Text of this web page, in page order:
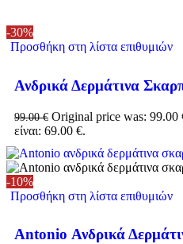
-30%
Προσθήκη στη λίστα επιθυμιών
Ανδρικά Δερμάτινα
99.00€ Original price was: 99.00
είναι: 69.00 €.
-10%
Προσθήκη στη λίστα επιθυμιών
Antonio Ανδρικά